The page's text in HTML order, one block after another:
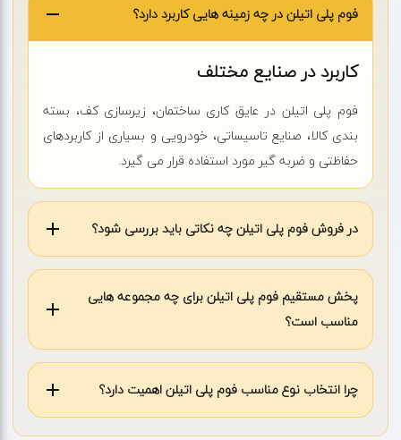
فوم پلی اتیلن در چه زمینه هایی کاربرد دارد؟
کاربرد در صنایع مختلف
فوم پلی اتیلن در عایق کاری ساختمان، زیرسازی کف، بسته
بندی کالا، صنایع تاسیساتی، خودرویی و بسیاری از کاربردهای
حفاظتی و ضربه گیر مورد استفاده قرار می گیرد.
در فروش فوم پلی اتیلن چه نکاتی باید بررسی شود؟
پخش مستقیم فوم پلی اتیلن برای چه مجموعه هایی
مناسب است؟
چرا انتخاب نوع مناسب فوم پلی اتیلن اهمیت دارد؟